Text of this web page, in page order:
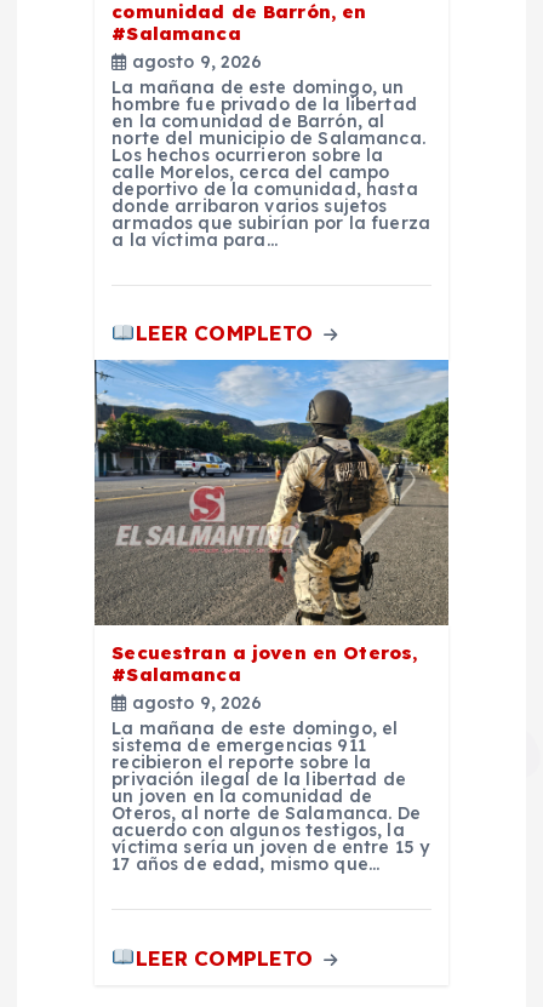
comunidad de Barrón, en
#Salamanca
agosto 9, 2026
La mañana de este domingo, un
hombre fue privado de la libertad
en la comunidad de Barrón, al
norte del municipio de Salamanca.
Los hechos ocurrieron sobre la
calle Morelos, cerca del campo
deportivo de la comunidad, hasta
donde arribaron varios sujetos
armados que subirían por la fuerza
a la víctima para…
LEER COMPLETO
Secuestran a joven en Oteros,
#Salamanca
agosto 9, 2026
La mañana de este domingo, el
sistema de emergencias 911
recibieron el reporte sobre la
privación ilegal de la libertad de
un joven en la comunidad de
Oteros, al norte de Salamanca. De
acuerdo con algunos testigos, la
víctima sería un joven de entre 15 y
17 años de edad, mismo que…
LEER COMPLETO